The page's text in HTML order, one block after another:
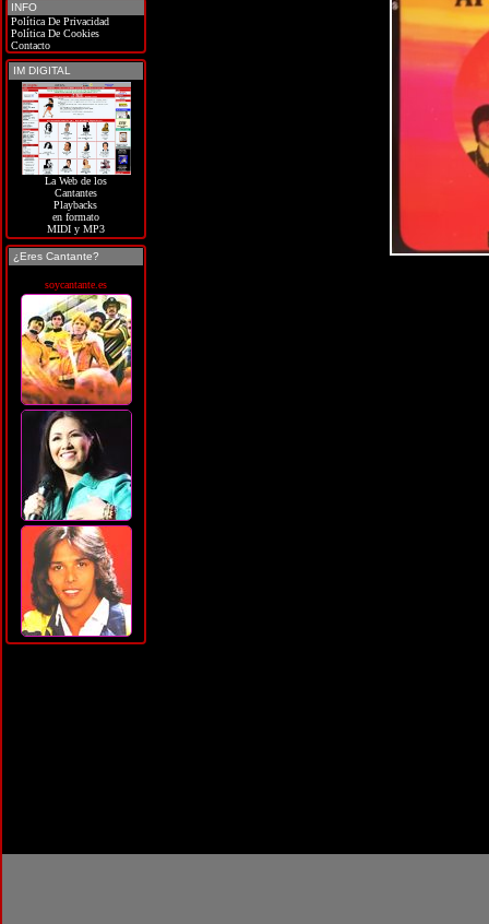
INFO
Política De Privacidad
Política De Cookies
Contacto
IM DIGITAL
La Web de los
Cantantes
Playbacks
en formato
MIDI y MP3
¿Eres Cantante?
soycantante.es